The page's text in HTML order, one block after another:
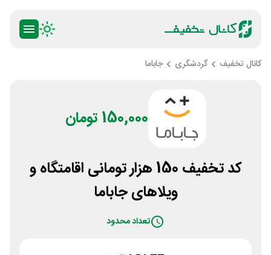
کانال تخفیف گردشگری جاباما
150,000 تومان
کد تخفیف 150 هزار تومانی اقامتگاه و
ویلاهای جاباما
تعداد محدود